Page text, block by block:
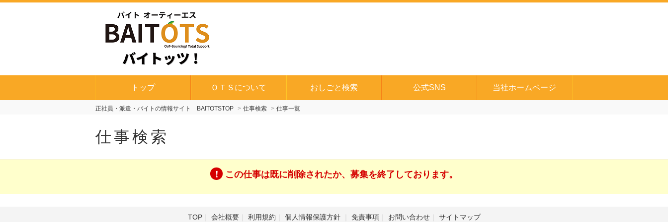
トップ ＯＴＳについて おしごと検索 公式SNS 当社ホームページ
正社員・派遣・バイトの情報サイト BAITOTSTOP 仕事検索 仕事一覧
仕事検索
この仕事は既に削除されたか、募集を終了しております。
TOP 会社概要 利用規約 個人情報保護方針 免責事項 お問い合わせ サイトマップ